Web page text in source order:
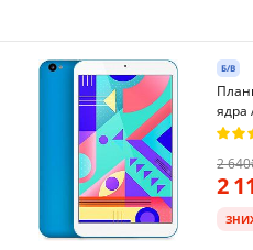
Б/В
ядра
2 640
2